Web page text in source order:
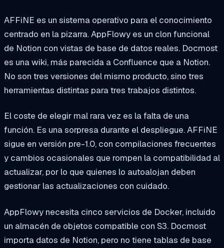
AFFiNE es un sistema operativo para el conocimiento
centrado en la pizarra. AppFlowy es un clon funcional
de Notion con vistas de base de datos reales. Docmost
es una wiki, más parecida a Confluence que a Notion.
No son tres versiones del mismo producto, sino tres
herramientas distintas para tres trabajos distintos.
El coste de elegir mal rara vez es la falta de una
función. Es una sorpresa durante el despliegue. AFFiNE
sigue en versión pre-1.0, con compilaciones frecuentes
y cambios ocasionales que rompen la compatibilidad al
actualizar, por lo que quienes lo autoalojan deben
gestionar las actualizaciones con cuidado.
AppFlowy necesita cinco servicios de Docker, incluido
un almacén de objetos compatible con S3. Docmost
importa datos de Notion, pero no tiene tablas de base